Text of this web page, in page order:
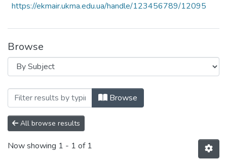
https://ekmair.ukma.edu.ua/handle/123456789/12095
Browse
Browsing 12.00.05 - трудове право;
Browse
All browse results
Now showing 1 - 1 of 1